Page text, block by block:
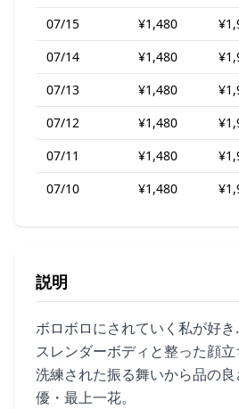
07/15
¥1,480
07/14
¥1,480
07/13
¥1,480
07/12
¥1,480
07/11
¥1,480
07/10
¥1,480
説明
ボロボロにされていく私が好き
スレンダーボディと整った顔立
洗練された振る舞いから品の
優・最上一花。